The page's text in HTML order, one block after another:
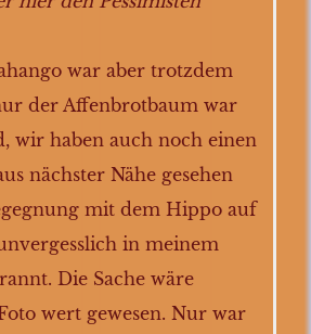
war aber trotzdem
der Affenbrotbaum war
wir haben auch noch einen
nächster Nähe gesehen
mit dem Hippo auf
in meinem
Die Sache wäre
wert gewesen. Nur war